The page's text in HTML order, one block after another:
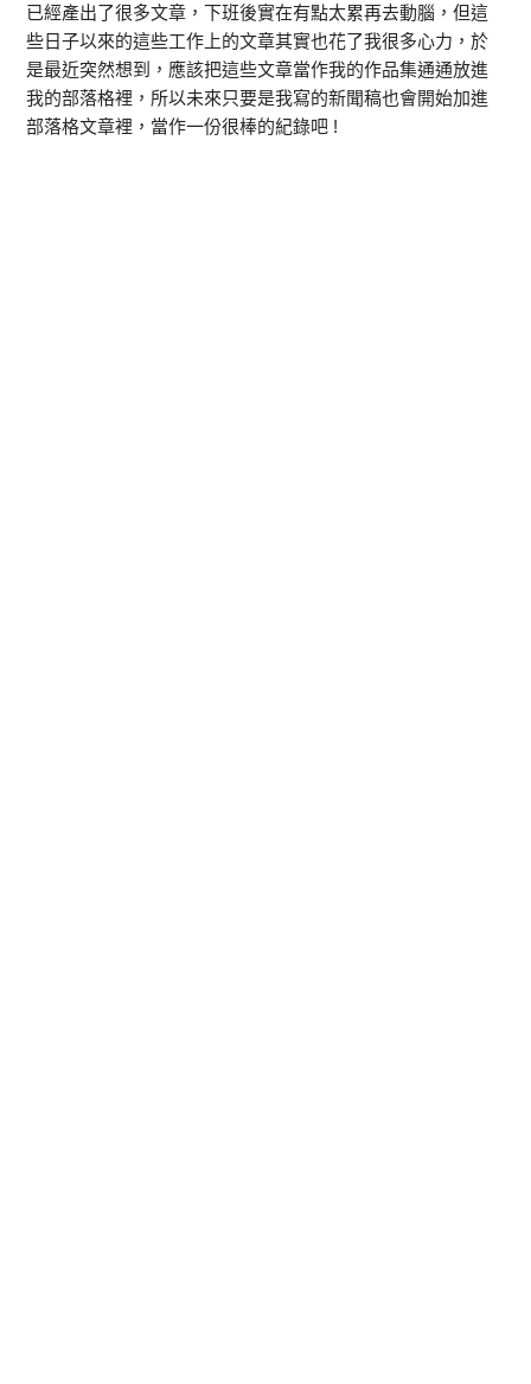
已經產出了很多文章，下班後實在有點太累再去動腦，但這
些日子以來的這些工作上的文章其實也花了我很多心力，於
是最近突然想到，應該把這些文章當作我的作品集通通放進
我的部落格裡，所以未來只要是我寫的新聞稿也會開始加進
部落格文章裡，當作一份很棒的紀錄吧 !